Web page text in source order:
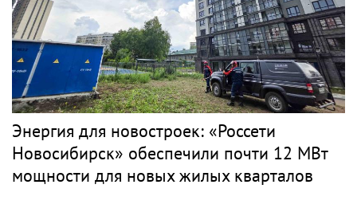
Энергия для новостроек: «Россети
Новосибирск» обеспечили почти 12 МВт
мощности для новых жилых кварталов